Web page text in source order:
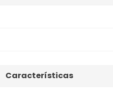
Características